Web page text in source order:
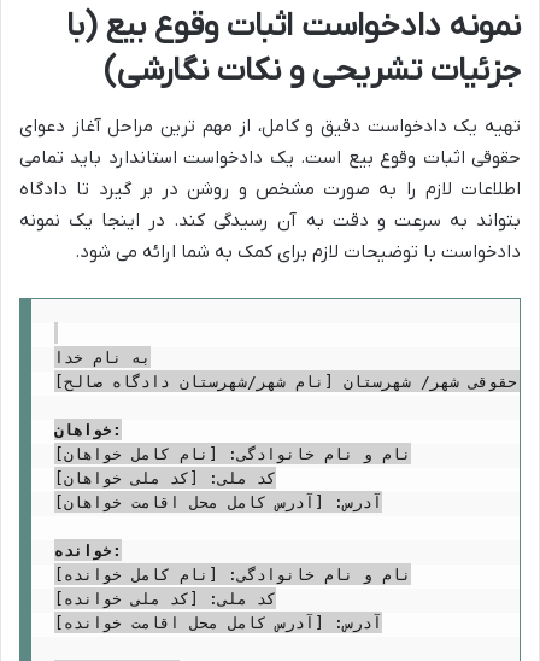
نمونه دادخواست اثبات وقوع بیع (با
جزئیات تشریحی و نکات نگارشی)
تهیه یک دادخواست دقیق و کامل، از مهم ترین مراحل آغاز دعوای
حقوقی اثبات وقوع بیع است. یک دادخواست استاندارد باید تمامی
اطلاعات لازم را به صورت مشخص و روشن در بر گیرد تا دادگاه
بتواند به سرعت و دقت به آن رسیدگی کند. در اینجا یک نمونه
دادخواست با توضیحات لازم برای کمک به شما ارائه می شود.
به نام خدا
حقوقی شهر/ شهرستان [نام شهر/شهرستان دادگاه صالح]
خواهان:
نام و نام خانوادگی: [نام کامل خواهان]
کد ملی: [کد ملی خواهان]
آدرس: [آدرس کامل محل اقامت خواهان]
خوانده:
نام و نام خانوادگی: [نام کامل خوانده]
کد ملی: [کد ملی خوانده]
آدرس: [آدرس کامل محل اقامت خوانده]